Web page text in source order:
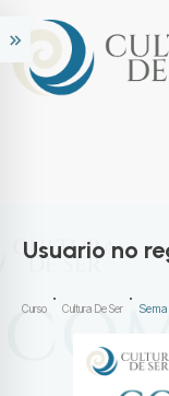
Usuario no
Curso Cultura De Ser